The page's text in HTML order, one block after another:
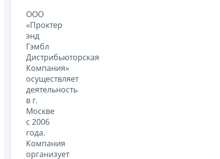
ООО
«Проктер
энд
Гэмбл
Дистрибьюторская
Компания»
осуществляет
деятельность
в г.
Москве
с 2006
года.
Компания
организует